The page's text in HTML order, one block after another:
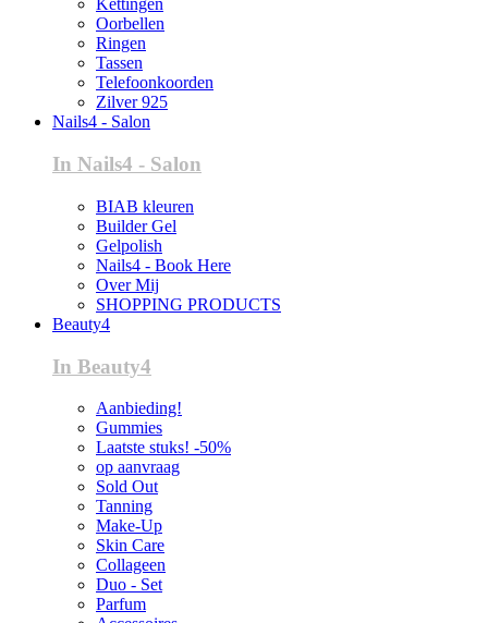
Kettingen
Oorbellen
Ringen
Tassen
Telefoonkoorden
Zilver 925
Nails4 - Salon
In Nails4 - Salon
BIAB kleuren
Builder Gel
Gelpolish
Nails4 - Book Here
Over Mij
SHOPPING PRODUCTS
Beauty4
In Beauty4
Aanbieding!
Gummies
Laatste stuks! -50%
op aanvraag
Sold Out
Tanning
Make-Up
Skin Care
Collageen
Duo - Set
Parfum